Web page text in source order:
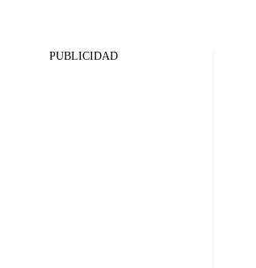
PUBLICIDAD